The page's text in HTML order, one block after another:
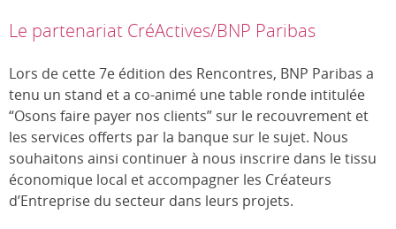
Le partenariat CréActives/BNP Paribas
Lors de cette 7e édition des Rencontres, BNP Paribas a
tenu un stand et a co-animé une table ronde intitulée
“Osons faire payer nos clients” sur le recouvrement et
les services offerts par la banque sur le sujet. Nous
souhaitons ainsi continuer à nous inscrire dans le tissu
économique local et accompagner les Créateurs
d’Entreprise du secteur dans leurs projets.